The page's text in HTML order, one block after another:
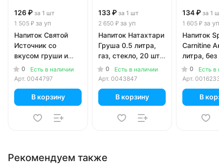
126 ₽ за 1 шт
1 505 ₽ за уп
Напиток Святой
Источник со
вкусом груши и
цитруса 1 литр, газ,
пэт, 12 шт. в уп.
0
Есть в наличии
Арт. 0044797
В корзину
133 ₽ за 1 шт
2 650 ₽ за уп
Напиток Натахтари
Груша 0.5 литра,
газ, стекло, 20 шт.
в уп.
0
Есть в наличии
Арт. 0043847
В корзину
134 ₽ за 1
1 605 ₽ за уп
Напиток
Carnitine
литра, без
пэт, 12
0
Есть в
Арт.
В
Рекомендуем также